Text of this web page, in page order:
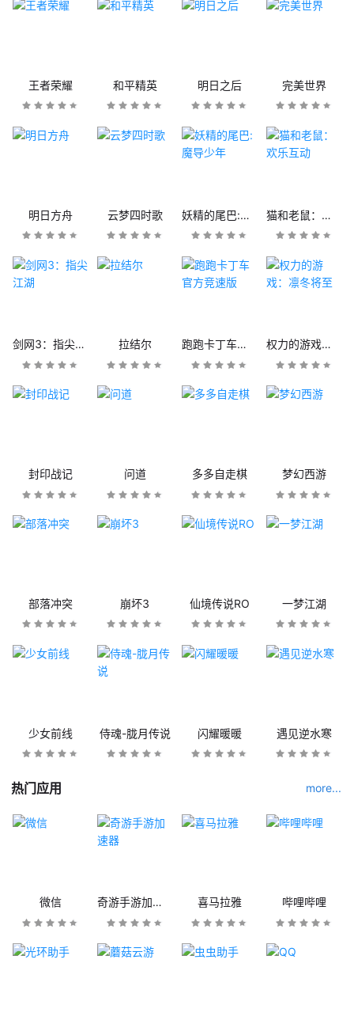
王者荣耀 和平精英 明日之后 完美世界
明日方舟 云梦四时歌 妖精的尾巴:魔导少年 猫和老鼠：欢乐互动
剑网3：指尖江湖 拉结尔 跑跑卡丁车官方竞速版 权力的游戏：凛冬将至
封印战记 问道 多多自走棋 梦幻西游
部落冲突 崩坏3 仙境传说RO 一梦江湖
少女前线 侍魂-胧月传说 闪耀暖暖 遇见逆水寒
热门应用 more...
微信 奇游手游加速器 喜马拉雅 哔哩哔哩